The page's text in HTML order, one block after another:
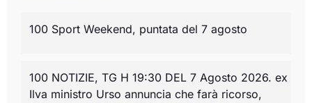
100 Sport Weekend, puntata del 7 agosto
100 NOTIZIE, TG H 19:30 DEL 7 Agosto 2026. ex
Ilva ministro Urso annuncia che farà ricorso,